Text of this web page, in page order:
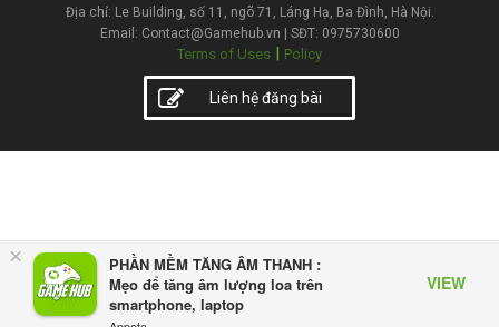
×
PHẦN MỀM TĂNG ÂM THANH :
Mẹo để tăng âm lượng loa trên
smartphone, laptop
VIEW
Địa chỉ: Le Building, số 11, ngõ 71, Láng Hạ, Ba Đình, Hà Nội.
Email: Contact@Gamehub.vn | SĐT: 0975730600
Terms of Uses | Policy
Liên hệ đăng bài